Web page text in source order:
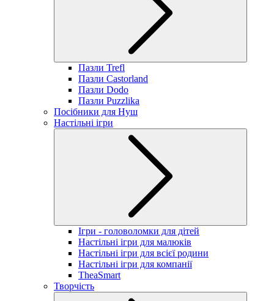
Пазли Trefl
Пазли Castorland
Пазли Dodo
Пазли Puzzlika
Посібники для Нуш
Настільні ігри
Ігри - головоломки для дітей
Настільні ігри для малюків
Настільні ігри для всієї родини
Настільні ігри для компанії
TheaSmart
Творчість